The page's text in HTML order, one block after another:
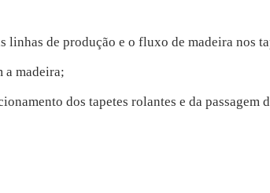
linhas de produção e o fluxo de madeira nos
a madeira;
dos tapetes rolantes e da passagem